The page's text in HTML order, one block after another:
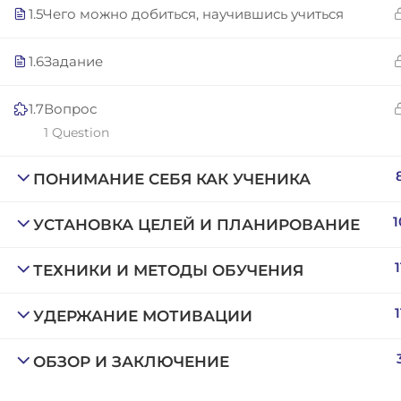
1.5Чего можно добиться, научившись учиться
1.6Задание
1.7Вопрос
1 Question
ПОНИМАНИЕ СЕБЯ КАК УЧЕНИКА
УСТАНОВКА ЦЕЛЕЙ И ПЛАНИРОВАНИЕ
ТЕХНИКИ И МЕТОДЫ ОБУЧЕНИЯ
УДЕРЖАНИЕ МОТИВАЦИИ
ОБЗОР И ЗАКЛЮЧЕНИЕ
Copyright © 2025 | San Javier, Spain | Created by